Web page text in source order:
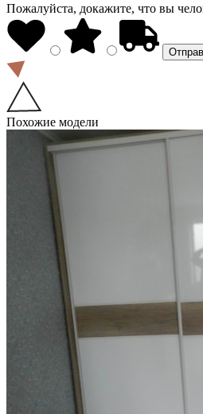
Пожалуйста, докажите, что вы
Похожие модели